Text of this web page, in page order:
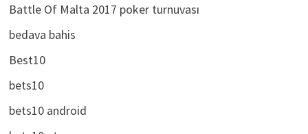
Battle Of Malta 2017 poker turnuvası
bedava bahis
Best10
bets10
bets10 android